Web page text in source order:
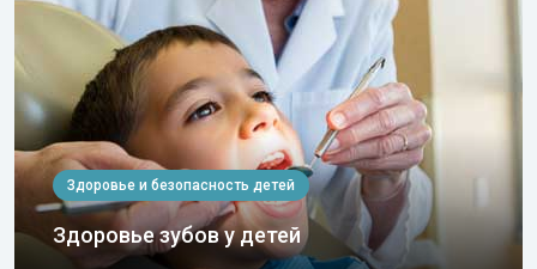
Здоровье и безопасность детей
Здоровье зубов у детей